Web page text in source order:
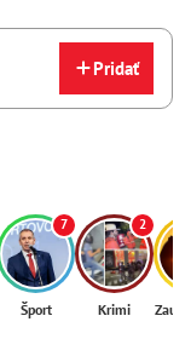
Pridať
7
Šport
2
Krimi